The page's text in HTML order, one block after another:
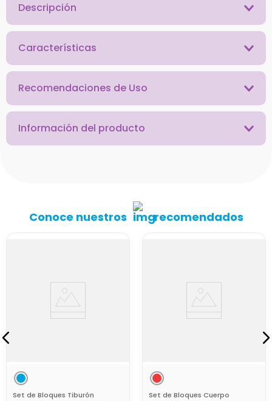
Descripción
Características
Recomendaciones de Uso
Información del producto
Conoce nuestros recomendados
Set de Bloques Tiburón
Set de Bloques Cuerpo